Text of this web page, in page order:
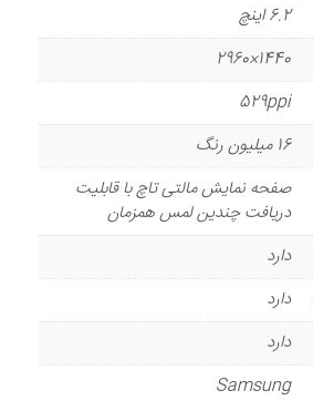
6.2 اینچ
1440×2960
529ppi
16 میلیون رنگ
صفحه نمایش مالتی تاچ با قابلیت
دریافت چندین لمس همزمان
دارد
دارد
دارد
Samsung